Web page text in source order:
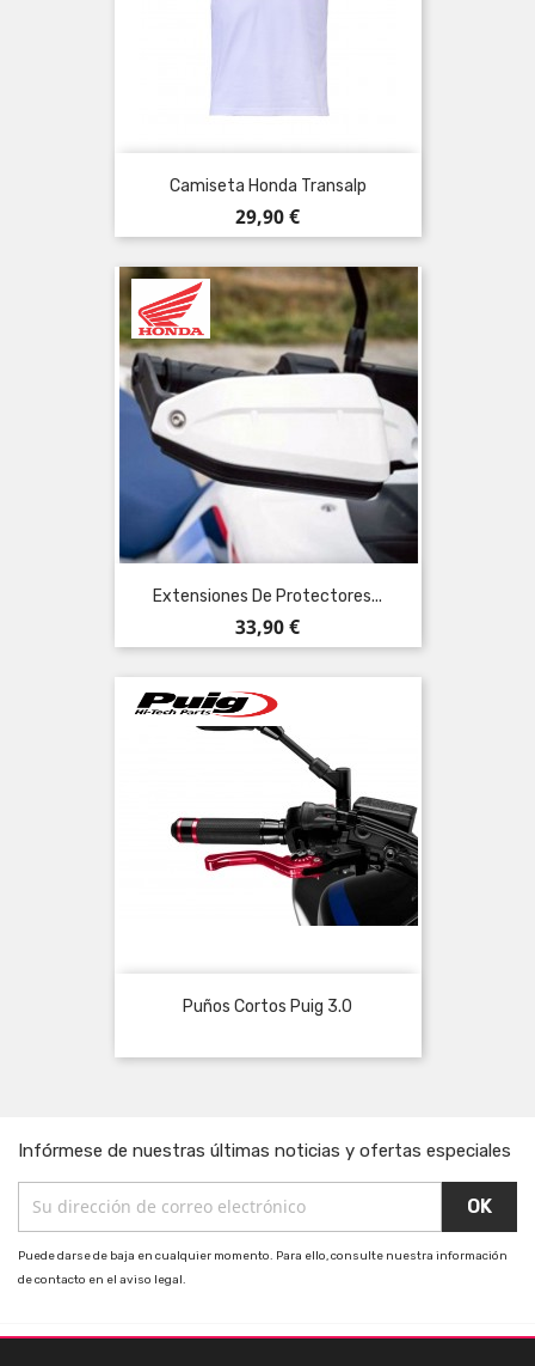
Camiseta Honda Transalp
Precio
29,90 €
Extensiones De Protectores...
Precio
33,90 €
Puños Cortos Puig 3.0
Infórmese de nuestras últimas noticias y ofertas especiales
Puede darse de baja en cualquier momento. Para ello, consulte nuestra información
de contacto en el aviso legal.